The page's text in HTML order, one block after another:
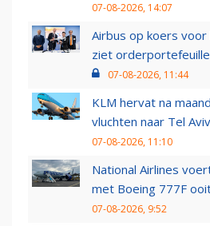
07-08-2026, 14:07
Airbus op koers
ziet
07-08-2026, 11:44
KLM hervat na
vluchten naar Tel Aviv
07-08-2026, 11:10
National Airlines
met Boeing 777F
07-08-2026, 9:52